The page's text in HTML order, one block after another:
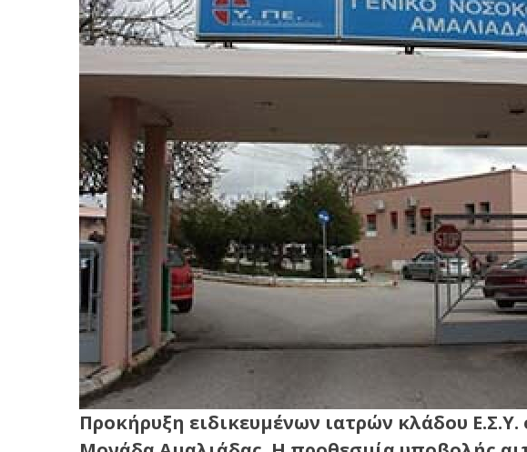
Προκήρυξη ειδικευμένων ιατρών κλάδου